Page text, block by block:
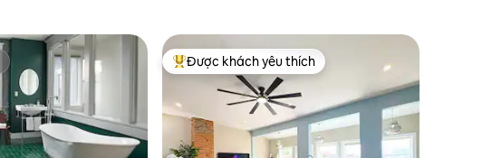
Được khách yêu thích nhất
Được khách yêu thích